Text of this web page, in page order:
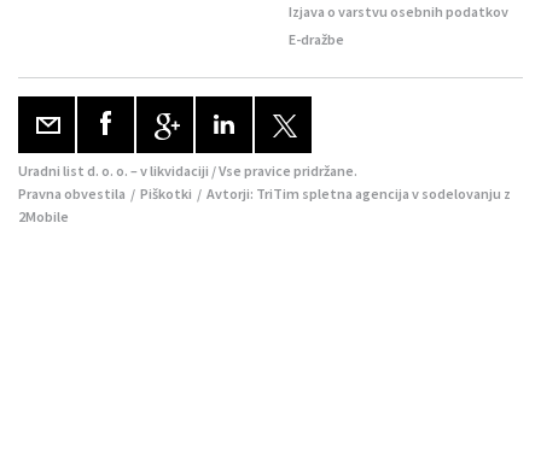
Izjava o varstvu osebnih podatkov
E-dražbe
Uradni list d. o. o. – v likvidaciji / Vse pravice pridržane.
Pravna obvestila / Piškotki / Avtorji: TriTim spletna agencija v sodelovanju z
2Mobile